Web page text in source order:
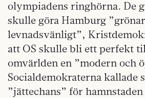
olympiadens ringhörna. De
skulle göra Hamburg
levnadsvänligt”,
att OS skulle bli ett perfekt
omvärlden en ”modern och
Socialdemokraterna kallade
”jättechans” för